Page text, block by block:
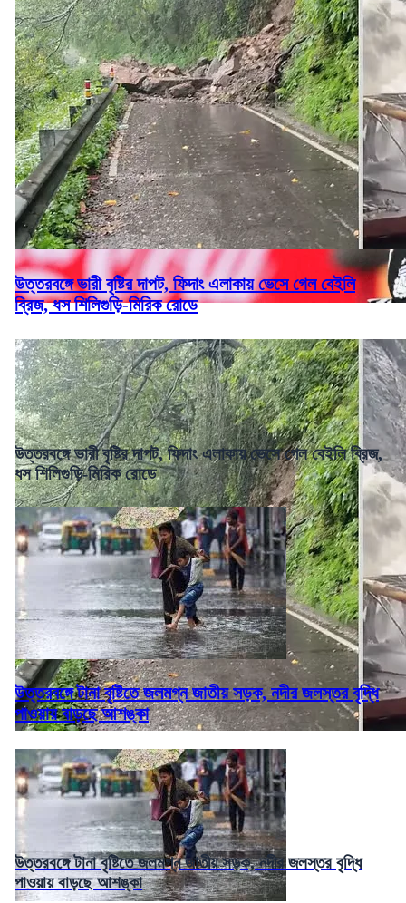
উত্তরবঙ্গে ভারী বৃষ্টির দাপট, ফিদাং এলাকায় ভেসে গেল বেইলি
ব্রিজ, ধস শিলিগুড়ি-মিরিক রোডে
উত্তরবঙ্গে ভারী বৃষ্টির দাপট, ফিদাং এলাকায় ভেসে গেল বেইলি ব্রিজ,
ধস শিলিগুড়ি-মিরিক রোডে
উত্তরবঙ্গে টানা বৃষ্টিতে জলমগ্ন জাতীয় সড়ক, নদীর জলস্তর বৃদ্ধি
পাওয়ায় বাড়ছে আশঙ্কা
উত্তরবঙ্গে টানা বৃষ্টিতে জলমগ্ন জাতীয় সড়ক, নদীর জলস্তর বৃদ্ধি
পাওয়ায় বাড়ছে আশঙ্কা